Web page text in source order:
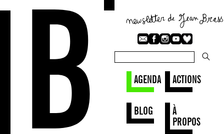
AGENDA ACTIONS
BLOG
À
PROPOS